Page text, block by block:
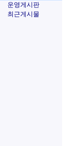
운영게시판
최근게시물